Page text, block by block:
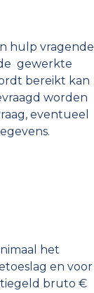
hulp vragende
gewerkte
bereikt kan
worden
eventueel
het
en voor
bruto €